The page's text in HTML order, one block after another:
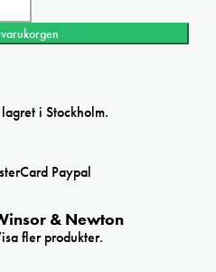
i Stockholm.
& Newton
fler produkter.